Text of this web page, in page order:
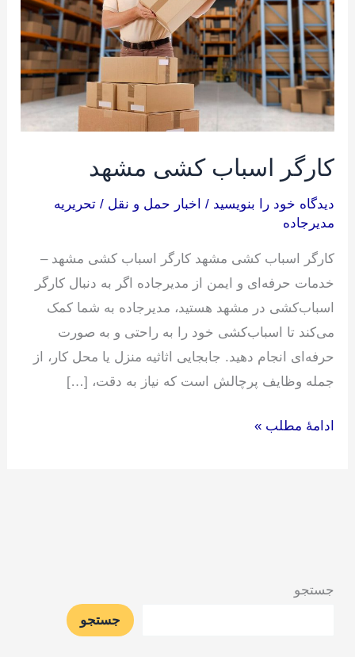
کارگر اسباب کشی مشهد
دیدگاه‌ خود را بنویسید / اخبار حمل و نقل /تحریریه
مدیرجاده
کارگر اسباب کشی مشهد کارگر اسباب کشی مشهد –
خدمات حرفه‌ای و ایمن از مدیرجاده اگر به دنبال کارگر
اسباب‌کشی در مشهد هستید، مدیرجاده به شما کمک
می‌کند تا اسباب‌کشی خود را به راحتی و به صورت
حرفه‌ای انجام دهید. جابجایی اثاثیه منزل یا محل کار، از
جمله وظایف پرچالش است که نیاز به دقت، […]
مشهد
ادامۀ مطلب »
جستجو
جستجو